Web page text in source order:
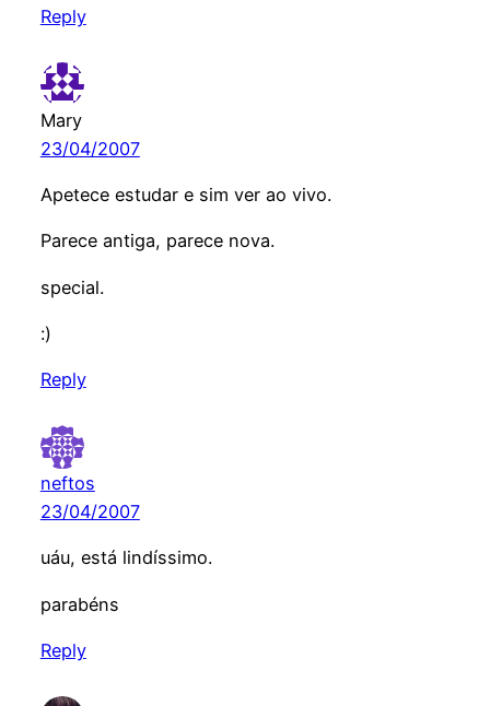
Reply
Mary
23/04/2007
Apetece estudar e sim ver ao vivo.
Parece antiga, parece nova.
special.
:)
Reply
neftos
23/04/2007
uáu, está lindíssimo.
parabéns
Reply